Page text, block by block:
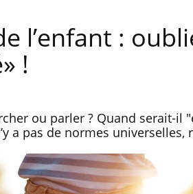
l’enfant :
!
ou parler ? Quand serait-il
a pas de normes